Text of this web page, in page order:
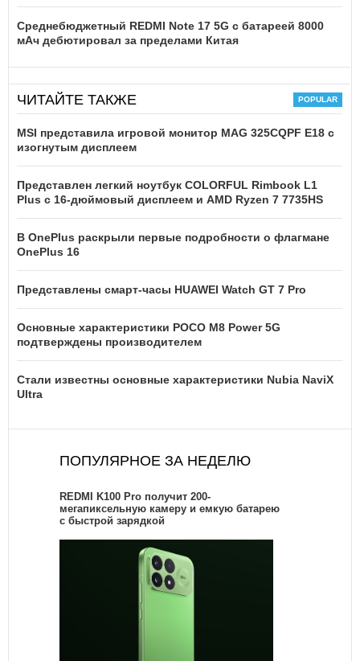
Среднебюджетный REDMI Note 17 5G с батареей 8000
мАч дебютировал за пределами Китая
ЧИТАЙТЕ ТАКЖЕ
MSI представила игровой монитор MAG 325CQPF E18 с
изогнутым дисплеем
Представлен легкий ноутбук COLORFUL Rimbook L1
Plus с 16-дюймовый дисплеем и AMD Ryzen 7 7735HS
В OnePlus раскрыли первые подробности о флагмане
OnePlus 16
Представлены смарт-часы HUAWEI Watch GT 7 Pro
Основные характеристики POCO M8 Power 5G
подтверждены производителем
Стали известны основные характеристики Nubia NaviX
Ultra
ПОПУЛЯРНОЕ ЗА НЕДЕЛЮ
REDMI K100 Pro получит 200-
мегапиксельную камеру и емкую батарею
с быстрой зарядкой